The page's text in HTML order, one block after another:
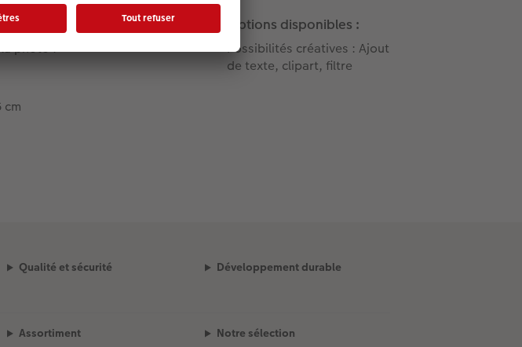
photo :
cm
Options disponibles :
Possibilités créatives : Ajout
de texte, clipart, filtre
Qualité et sécurité Développement durable
Assortiment Notre sélection